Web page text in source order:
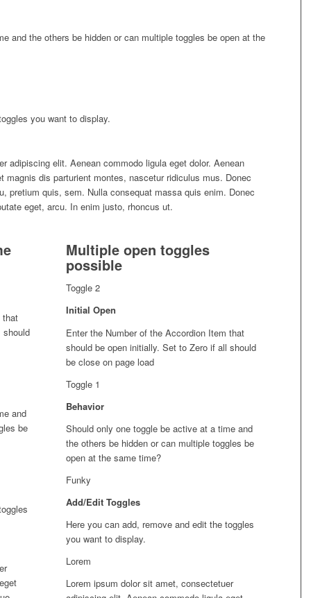
and the others be hidden or can multiple toggles be open at the
you want to display.
adipiscing elit. Aenean commodo ligula eget dolor. Aenean
magnis dis parturient montes, nascetur ridiculus mus. Donec
pretium quis, sem. Nulla consequat massa quis enim. Donec
eget, arcu. In enim justo, rhoncus ut.
that
should
and
be
Multiple open toggles
possible
Toggle 2
Initial Open
Enter the Number of the Accordion Item that
should be open initially. Set to Zero if all should
be close on page load
Toggle 1
Behavior
Should only one toggle be active at a time and
the others be hidden or can multiple toggles be
open at the same time?
Funky
Add/Edit Toggles
Here you can add, remove and edit the toggles
you want to display.
Lorem
Lorem ipsum dolor sit amet, consectetuer